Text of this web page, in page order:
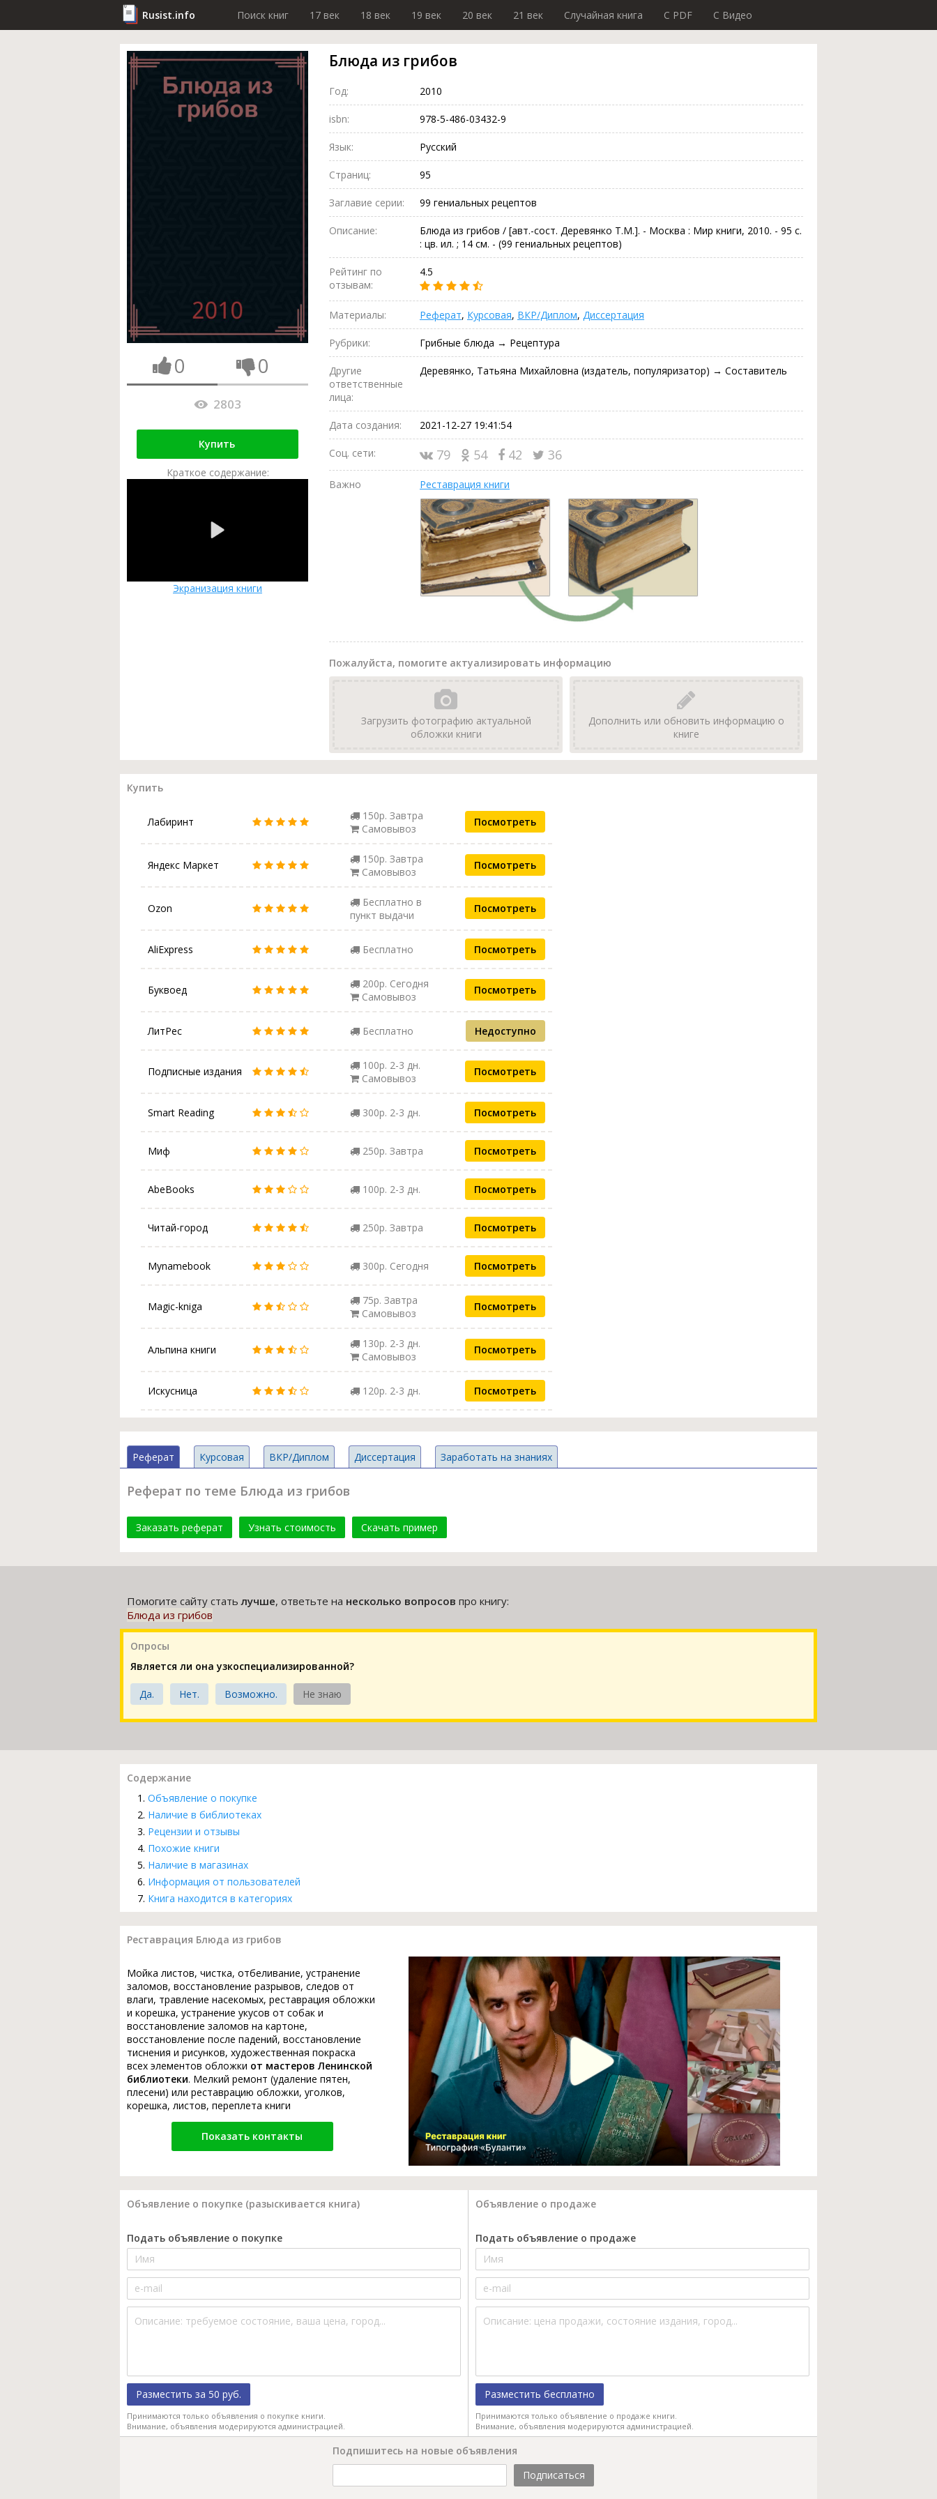
Rusist.info Поиск книг 17 век 18 век 19 век 20 век 21 век Случайная книга C PDF C Видео
0 0
2803
Купить
Краткое содержание:
Экранизация книги
Блюда из грибов
Год: 2010
isbn: 978-5-486-03432-9
Язык: Русский
Страниц: 95
Заглавие серии: 99 гениальных рецептов
Описание:
Блюда из грибов / [авт.-сост. Деревянко Т.М.]. - Москва : Мир книги, 2010. - 95 с.
: цв. ил. ; 14 см. - (99 гениальных рецептов)
Рейтинг по
отзывам:
4.5
Материалы: Реферат, Курсовая, ВКР/Диплом, Диссертация
Рубрики: Грибные блюда → Рецептура
Другие
ответственные
лица:
Деревянко, Татьяна Михайловна (издатель, популяризатор) → Составитель
Дата создания: 2021-12-27 19:41:54
Соц. сети: 79 54 42 36
Важно Реставрация книги
Пожалуйста, помогите актуализировать информацию
Загрузить фотографию актуальной
обложки книги
Дополнить или обновить информацию о
книге
Купить
Лабиринт
150р. Завтра
Самовывоз
Посмотреть
Яндекс Маркет
150р. Завтра
Самовывоз
Посмотреть
Ozon
Бесплатно в
пункт выдачи
Посмотреть
AliExpress Бесплатно Посмотреть
Буквоед
200р. Сегодня
Самовывоз
Посмотреть
ЛитРес Бесплатно Недоступно
Подписные издания
100р. 2-3 дн.
Самовывоз
Посмотреть
Smart Reading 300р. 2-3 дн. Посмотреть
Миф 250р. Завтра Посмотреть
AbeBooks 100р. 2-3 дн. Посмотреть
Читай-город 250р. Завтра Посмотреть
Mynamebook 300р. Сегодня Посмотреть
Magic-kniga
75р. Завтра
Самовывоз
Посмотреть
Альпина книги
130р. 2-3 дн.
Самовывоз
Посмотреть
Искусница 120р. 2-3 дн. Посмотреть
Реферат Курсовая ВКР/Диплом Диссертация Заработать на знаниях
Реферат по теме Блюда из грибов
Заказать реферат Узнать стоимость Скачать пример
Помогите сайту статьлучше, ответьте на несколько вопросов про книгу:
Блюда из грибов
Опросы
Является ли она узкоспециализированной?
Да. Нет. Возможно. Не знаю
Содержание
Объявление о покупке
Наличие в библиотеках
Рецензии и отзывы
Похожие книги
Наличие в магазинах
Информация от пользователей
Книга находится в категориях
Реставрация Блюда из грибов
Мойка листов, чистка, отбеливание, устранение
заломов, восстановление разрывов, следов от
влаги, травление насекомых, реставрация обложки
и корешка, устранение укусов от собак и
восстановление заломов на картоне,
восстановление после падений, восстановление
тиснения и рисунков, художественная покраска
всех элементов обложки от мастеров Ленинской
библиотеки. Мелкий ремонт (удаление пятен,
плесени) или реставрацию обложки, уголков,
корешка, листов, переплета книги
Показать контакты
Объявление о покупке (разыскивается книга) Объявление о продаже
Подать объявление о покупке
Разместить за 50 руб.
Принимаются только объявления о покупке книги.
Внимание, объявления модерируются администрацией.
Подать объявление о продаже
Разместить бесплатно
Принимаются только объявление о продаже книги.
Внимание, объявления модерируются администрацией.
Подпишитесь на новые объявления
Подписаться